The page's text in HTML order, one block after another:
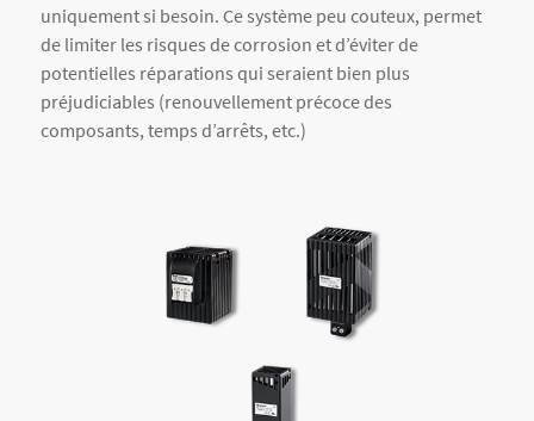
uniquement si besoin. Ce système peu couteux, permet
de limiter les risques de corrosion et d’éviter de
potentielles réparations qui seraient bien plus
préjudiciables (renouvellement précoce des
composants, temps d’arrêts, etc.)